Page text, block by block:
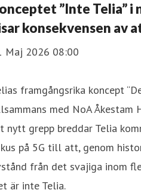
”Inte Telia” i
konsekvensen av
Maj 2026 08:00
framgångsrika koncept
med NoA Åkestam
nytt grepp breddar Telia
på 5G till att, genom
från det svajiga inom
är inte Telia.